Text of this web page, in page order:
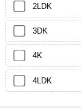
2LDK
3DK
4K
4LDK